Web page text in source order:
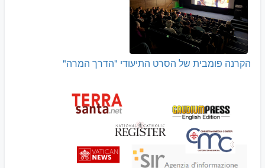
הקרנה פומבית של הסרט התיעודי "הדרך המרה"